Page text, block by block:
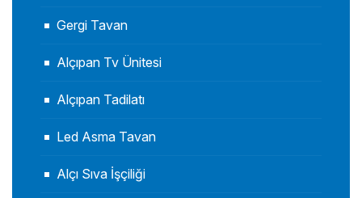
Gergi Tavan
Alçıpan Tv Ünitesi
Alçıpan Tadilatı
Led Asma Tavan
Alçı Sıva İşçiliği